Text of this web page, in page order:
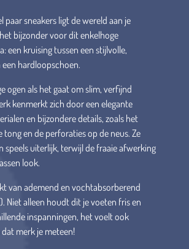
paar sneakers ligt de wereld aan je
bijzonder voor dit enkelhoge
een kruising tussen een stijlvolle,
hardloopschoen.
ogen als het gaat om slim, verfijnd
kenmerkt zich door een elegante
en bijzondere details, zoals het
tong en de perforaties op de neus. Ze
speels uiterlijk, terwijl de fraaie afwerking
look.
van ademend en vochtabsorberend
Niet alleen houdt dit je voeten fris en
inspanningen, het voelt ook
merk je meteen!